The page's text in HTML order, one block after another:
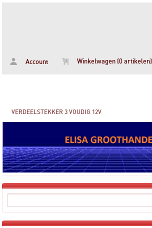
Account Winkelwagen (0 artikelen)
VERDEELSTEKKER 3 VOUDIG 12V